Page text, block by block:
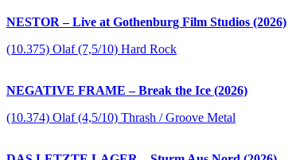
NESTOR – Live at Gothenburg Film Studios (2026)
(10.375) Olaf (7,5/10) Hard Rock
NEGATIVE FRAME – Break the Ice (2026)
(10.374) Olaf (4,5/10) Thrash / Groove Metal